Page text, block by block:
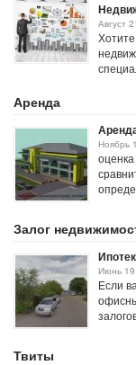
Август
Аренда
Ноябрь
Залог
Июнь
Если
Твиты